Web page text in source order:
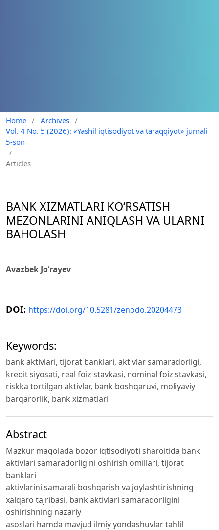
Home / Archives /
Vol. 4 No. 5 (2026): «Yashil iqtisodiyot va taraqqiyot» jurnali
5-son
/
Articles
BANK XIZMATLARI KO‘RSATISH
MEZONLARINI ANIQLASH VA ULARNI
BAHOLASH
Avazbek Jo‘rayev
DOI: https://doi.org/10.5281/zenodo.20204473
Keywords:
bank aktivlari, tijorat banklari, aktivlar samaradorligi,
kredit siyosati, real foiz stavkasi, nominal foiz stavkasi,
riskka tortilgan aktivlar, bank boshqaruvi, moliyaviy
barqarorlik, bank xizmatlari
Abstract
Mazkur maqolada bozor iqtisodiyoti sharoitida bank
aktivlari samaradorligini oshirish omillari, tijorat
banklari
aktivlarini samarali boshqarish va joylashtirishning
xalqaro tajribasi, bank aktivlari samaradorligini
oshirishning nazariy
asoslari hamda mavjud ilmiy yondashuvlar tahlil